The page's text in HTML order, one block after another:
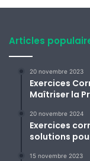
Articles
20 novembre 2023
Exercices
Maîtriser la
20 novembre 2024
Exercices
solutions
15 novembre 2023